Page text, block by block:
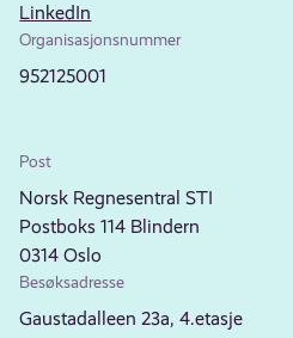
LinkedIn
Organisasjonsnummer
952125001
Post
Norsk Regnesentral STI
Postboks 114 Blindern
0314 Oslo
Besøksadresse
Gaustadalleen 23a, 4.etasje